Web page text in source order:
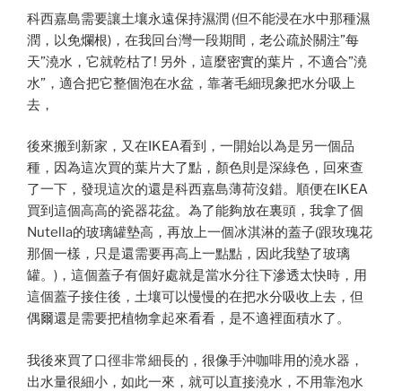
科西嘉島需要讓土壤永遠保持濕潤 (但不能浸在水中那種濕
潤，以免爛根)，在我回台灣一段期間，老公疏於關注”每
天”澆水，它就乾枯了! 另外，這麼密實的葉片，不適合”澆
水”，適合把它整個泡在水盆，靠著毛細現象把水分吸上
去，
後來搬到新家，又在IKEA看到，一開始以為是另一個品
種，因為這次買的葉片大了點，顏色則是深綠色，回來查
了一下，發現這次的還是科西嘉島薄荷沒錯。順便在IKEA
買到這個高高的瓷器花盆。為了能夠放在裏頭，我拿了個
Nutella的玻璃罐墊高，再放上一個冰淇淋的蓋子(跟玫瑰花
那個一樣，只是還需要再高上一點點，因此我墊了玻璃
罐。)，這個蓋子有個好處就是當水分往下滲透太快時，用
這個蓋子接住後，土壤可以慢慢的在把水分吸收上去，但
偶爾還是需要把植物拿起來看看，是不適裡面積水了。
我後來買了口徑非常細長的，很像手沖咖啡用的澆水器，
出水量很細小，如此一來，就可以直接澆水，不用靠泡水